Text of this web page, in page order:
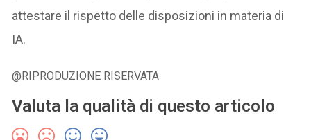
attestare il rispetto delle disposizioni in materia di
IA.
@RIPRODUZIONE RISERVATA
Valuta la qualità di questo articolo